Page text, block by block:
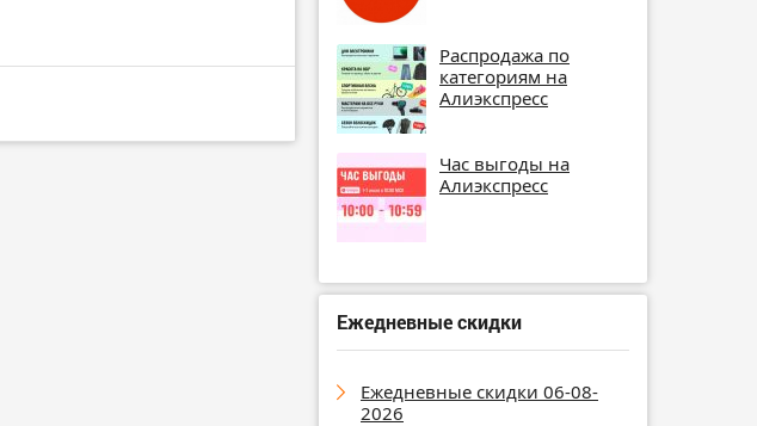
Распродажа по
категориям на
Алиэкспресс
Час выгоды на
Алиэкспресс
Ежедневные скидки
Ежедневные скидки 06-08-
2026